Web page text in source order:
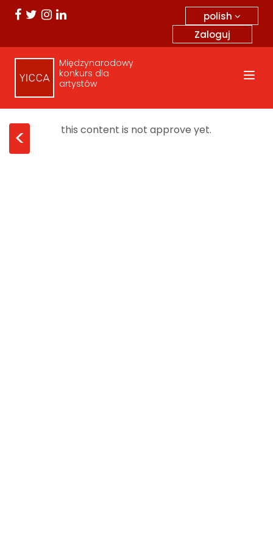
polish
Zaloguj
Międzynarodowy
konkurs dla
artystów
< this content is not approve yet.